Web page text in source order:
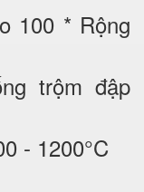
100 * Rộng
trộm đập
- 1200°C